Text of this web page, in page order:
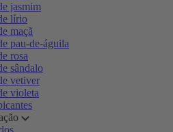
jasmim
lírio
maçã
pau-de-águila
rosa
sândalo
vetiver
violeta